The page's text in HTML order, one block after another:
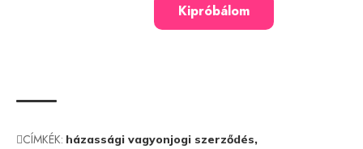
Kipróbálom
CÍMKÉK: házassági vagyonjogi szerződés